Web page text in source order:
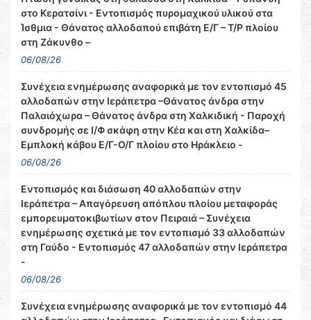
στο Κερατσίνι - Εντοπισμός πυρομαχικού υλικού στα
Ίσθμια - Θάνατος αλλοδαπού επιβάτη Ε/Γ – Τ/Ρ πλοίου
στη Ζάκυνθο –
06/08/26
Συνέχεια ενημέρωσης αναφορικά με τον εντοπισμό 45
αλλοδαπών στην Ιεράπετρα –Θάνατος άνδρα στην
Παλαιόχωρα – Θάνατος άνδρα στη Χαλκιδική - Παροχή
συνδρομής σε Ι/Φ σκάφη στην Κέα και στη Χαλκίδα–
Εμπλοκή κάβου Ε/Γ-Ο/Γ πλοίου στο Ηράκλειο -
06/08/26
Εντοπισμός και διάσωση 40 αλλοδαπών στην
Ιεράπετρα – Απαγόρευση απόπλου πλοίου μεταφοράς
εμπορευματοκιβωτίων στον Πειραιά – Συνέχεια
ενημέρωσης σχετικά με τον εντοπισμό 33 αλλοδαπών
στη Γαύδο - Εντοπισμός 47 αλλοδαπών στην Ιεράπετρα
-
06/08/26
Συνέχεια ενημέρωσης αναφορικά με τον εντοπισμό 44